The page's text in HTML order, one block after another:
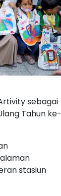
sebagai
Tahun ke-
stasiun